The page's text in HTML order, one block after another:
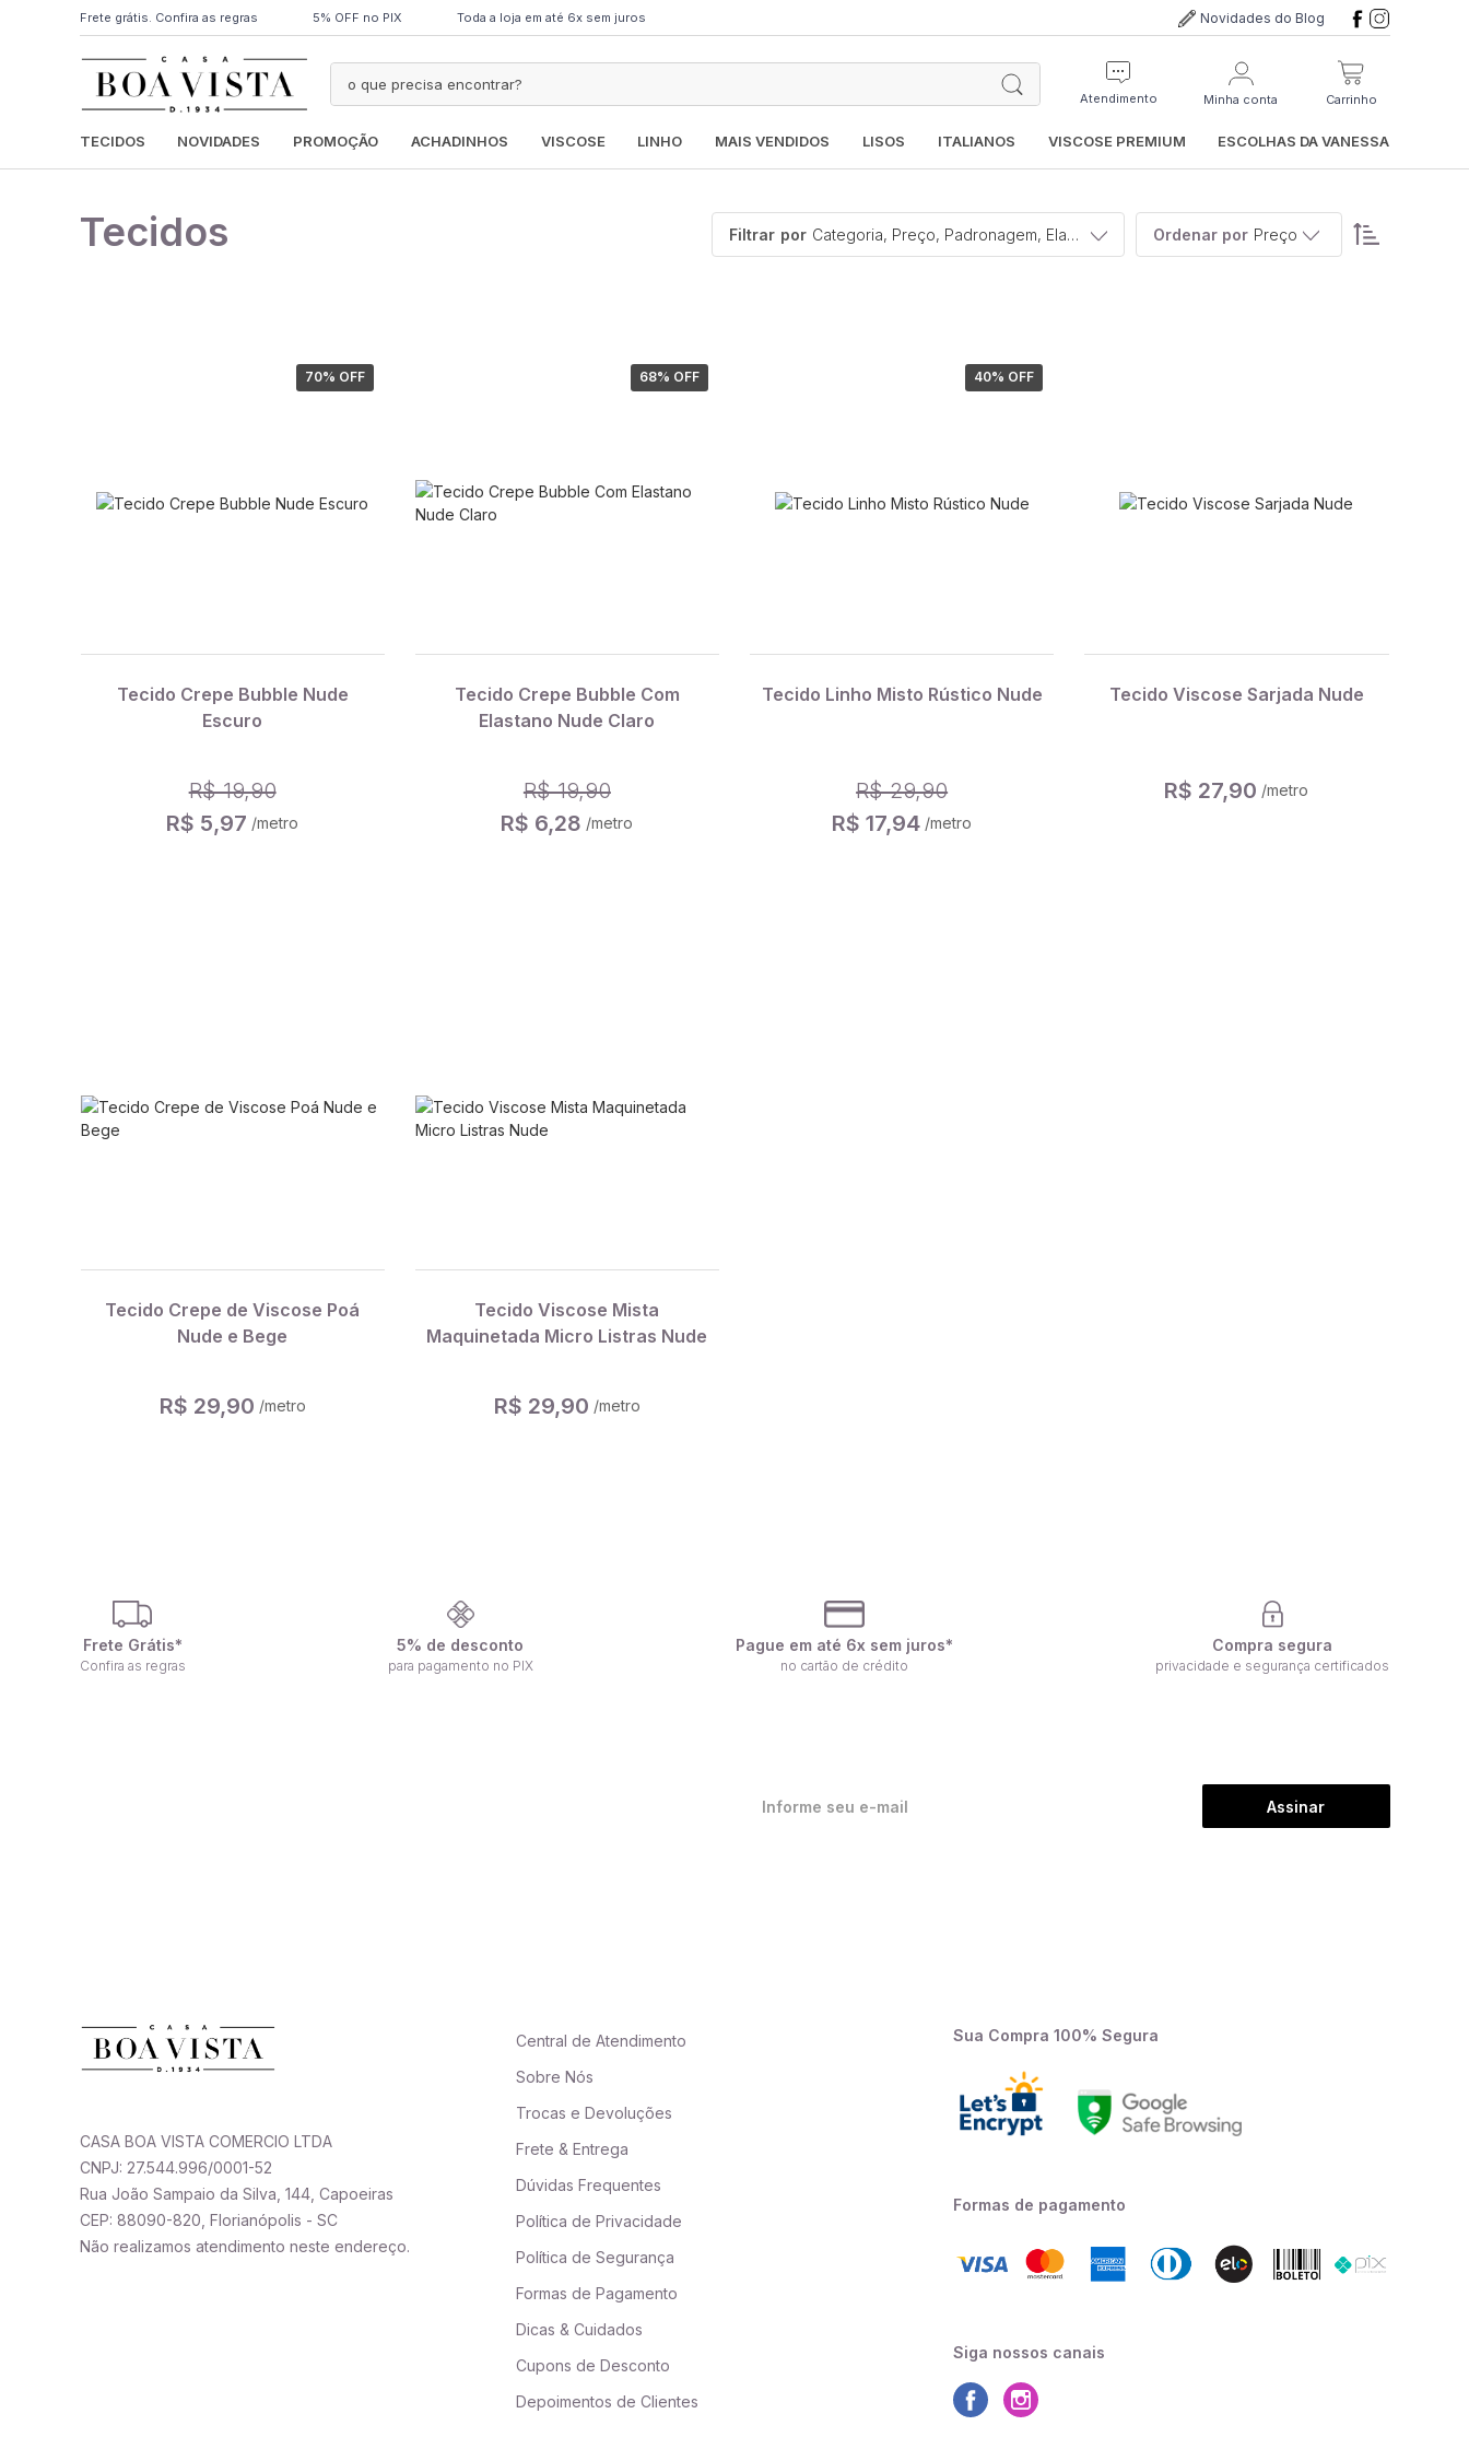
Frete grátis. Confira as regras 5% OFF no PIX Toda a loja em até 6x sem juros Novidades do Blog
Atendimento Minha conta Carrinho
TECIDOS NOVIDADES PROMOÇÃO ACHADINHOS VISCOSE LINHO MAIS VENDIDOS LISOS ITALIANOS VISCOSE PREMIUM ESCOLHAS DA VANESSA
Tecidos Filtrar por Categoria, Preço, Padronagem, Elasticidade Ordenar por Preço
70% OFF
Tecido Crepe Bubble Nude
Escuro
R$ 19,90
R$ 5,97 /metro
68% OFF
Tecido Crepe Bubble Com
Elastano Nude Claro
R$ 19,90
R$ 6,28 /metro
40% OFF
Tecido Linho Misto Rústico Nude
R$ 29,90
R$ 17,94 /metro
Tecido Viscose Sarjada Nude
R$ 27,90 /metro
Tecido Crepe de Viscose Poá
Nude e Bege
R$ 29,90 /metro
Tecido Viscose Mista
Maquinetada Micro Listras Nude
R$ 29,90 /metro
Frete Grátis*
Confira as regras
5% de desconto
para pagamento no PIX
Pague em até 6x sem juros*
no cartão de crédito
Compra segura
privacidade e segurança certificados
Assinar
CASA BOA VISTA COMERCIO LTDA
CNPJ: 27.544.996/0001-52
Rua João Sampaio da Silva, 144, Capoeiras
CEP: 88090-820, Florianópolis - SC
Não realizamos atendimento neste endereço.
Central de Atendimento
Sobre Nós
Trocas e Devoluções
Frete & Entrega
Dúvidas Frequentes
Política de Privacidade
Política de Segurança
Formas de Pagamento
Dicas & Cuidados
Cupons de Desconto
Depoimentos de Clientes
Sua Compra 100% Segura
Formas de pagamento
Siga nossos canais